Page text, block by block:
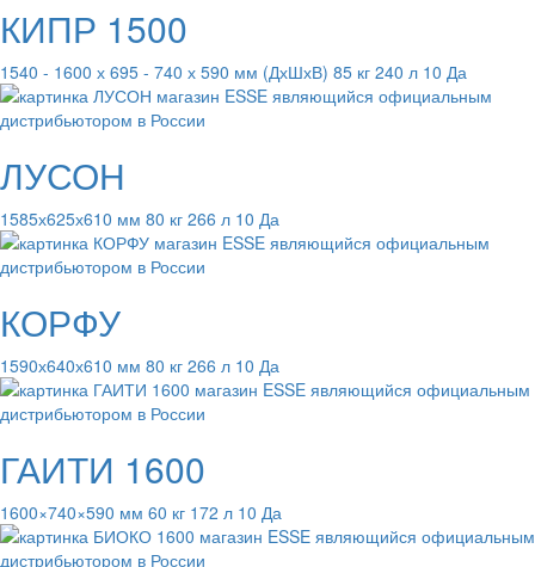
КИПР 1500
1540 - 1600 х 695 - 740 х 590 мм (ДхШхВ) 85 кг 240 л 10 Да
ЛУСОН
1585х625х610 мм 80 кг 266 л 10 Да
КОРФУ
1590х640х610 мм 80 кг 266 л 10 Да
ГАИТИ 1600
1600×740×590 мм 60 кг 172 л 10 Да